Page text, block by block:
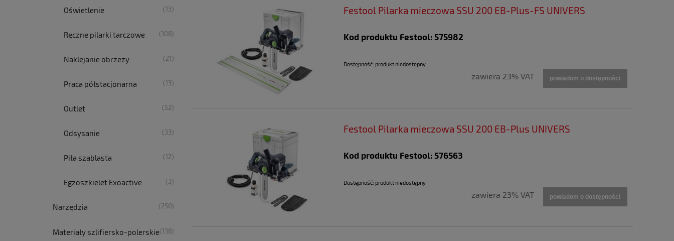
Oświetlenie (13)
Ręczne pilarki tarczowe (108)
Naklejanie obrzeży (21)
Praca półstacjonarna (13)
Outlet (52)
Odsysanie (33)
Piła szablasta (12)
Egzoszkielet Exoactive (3)
Narzędzia (250)
Materiały szlifiersko-polerskie(138)
Festool Pilarka mieczowa SSU 200 EB-Plus-FS UNIVERS
Kod produktu Festool: 575982
Dostępność: produkt niedostępny
zawiera 23% VAT powiadom o dostępności
Festool Pilarka mieczowa SSU 200 EB-Plus UNIVERS
Kod produktu Festool: 576563
Dostępność: produkt niedostępny
zawiera 23% VAT powiadom o dostępności